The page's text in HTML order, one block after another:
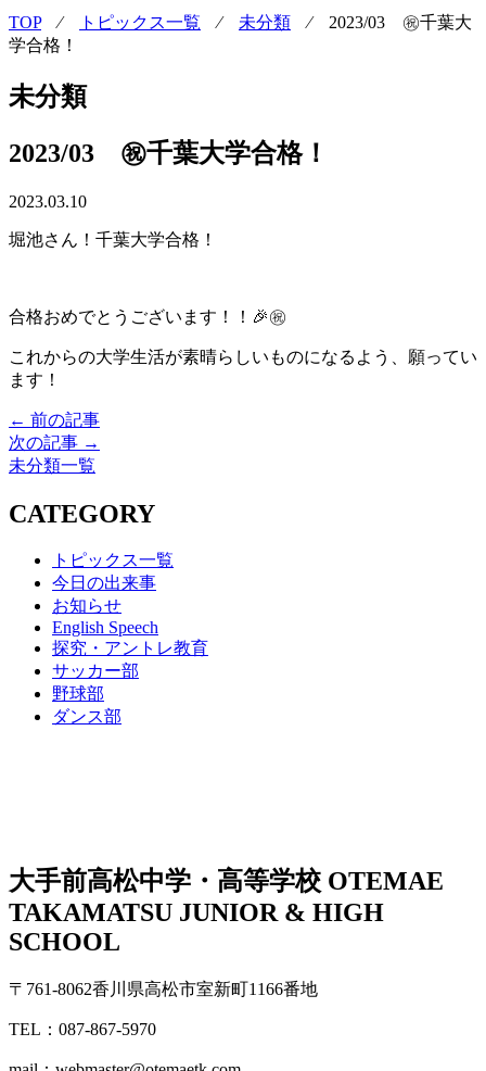
TOP⁄ トピックス一覧 ⁄ 未分類 ⁄ 2023/03 ㊗千葉大
学合格！
未分類
2023/03 ㊗千葉大学合格！
2023.03.10
堀池さん！千葉大学合格！
合格おめでとうございます！！🎉㊗
これからの大学生活が素晴らしいものになるよう、願ってい
ます！
← 前の記事
次の記事 →
未分類一覧
CATEGORY
トピックス一覧
今日の出来事
お知らせ
English Speech
探究・アントレ教育
サッカー部
野球部
ダンス部
大手前高松中学・高等学校 OTEMAE
TAKAMATSU JUNIOR & HIGH
SCHOOL
〒761-8062香川県高松市室新町1166番地
TEL：087-867-5970